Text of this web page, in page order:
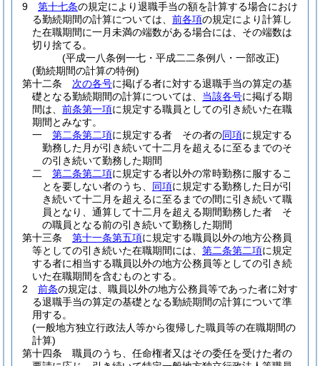
9
第十七条の規定により退職手当の額を計算する場合におけ
る勤続期間の計算については、 前各項の規定により計算し
た在職期間に一月未満の端数がある場合には、その端数は
切り捨てる。
(平成一八条例一七・平成二二条例八・一部改正)
(勤続期間の計算の特例)
第十二条
次の各号に掲げる者に対する退職手当の算定の基
礎となる勤続期間の計算については、 当該各号に掲げる期
間は、 前条第一項に規定する職員としての引き続いた在職
期間とみなす。
一
第二条第二項に規定する者 その者の同項に規定する
勤務した月が引き続いて十二月を超えるに至るまでのそ
の引き続いて勤務した期間
二
第二条第二項に規定する者以外の常時勤務に服するこ
とを要しない者のうち、 同項に規定する勤務した日が引
き続いて十二月を超えるに至るまでの間に引き続いて職
員となり、通算して十二月を超える期間勤務した者 そ
の職員となる前の引き続いて勤務した期間
第十三条
第十一条第五項に規定する職員以外の地方公務員
等としての引き続いた在職期間には、 第二条第二項に規定
する者に相当する職員以外の地方公務員等としての引き続
いた在職期間を含むものとする。
2
前条の規定は、職員以外の地方公務員等であった者に対す
る退職手当の算定の基礎となる勤続期間の計算について準
用する。
(一般地方独立行政法人等から復帰した職員等の在職期間の
計算)
第十四条
職員のうち、任命権者又はその委任を受けた者の